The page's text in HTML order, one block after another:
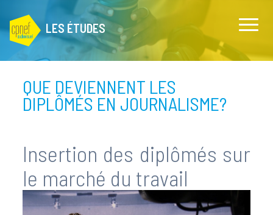
QUE DEVIENNENT LES
DIPLÔMÉS EN JOURNALISME?
Insertion des diplômés sur
le marché du travail
LES ÉTUDES